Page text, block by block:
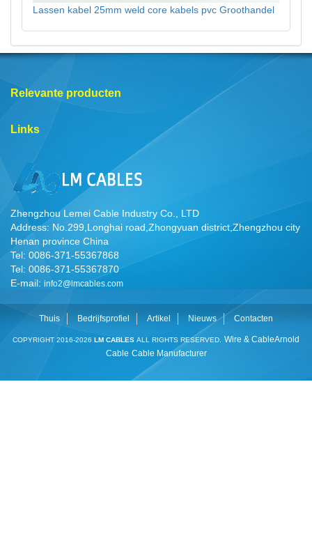
Lassen kabel 25mm weld core kabels pvc Groothandel
Relevante producten
Links
Zhengzhou Lemei Cable Industry Co., LTD
Address: No.299,Longhai road,Zhongyuan district,Zhengzhou city
Henan province China
Tel: 0086-371-55367868
Tel: 0086-371-55367870
E-mail: info2@lmcables.com
Thuis Bedrijfsprofiel Artikel Nieuws Contacten
COPYRIGHT 2016-2026 LM CABLES ALL RIGHTS RESERVED. Wire & CableArnold
Cable Cable Manufacturer